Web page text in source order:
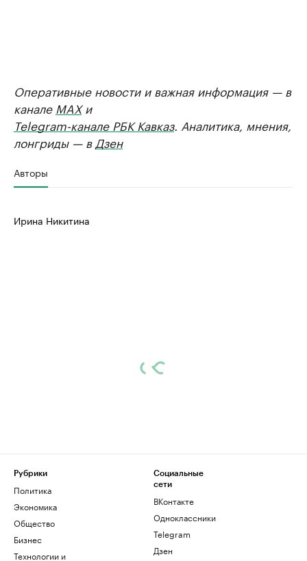
Оперативные новости и важная информация — в
канале MAXи
Telegram-канале РБК Кавказ. Аналитика, мнения,
лонгриды — в Дзен
Авторы
Ирина Никитина
Рубрики
Политика
Экономика
Общество
Бизнес
Технологии и
Социальные
сети
ВКонтакте
Одноклассники
Telegram
Дзен